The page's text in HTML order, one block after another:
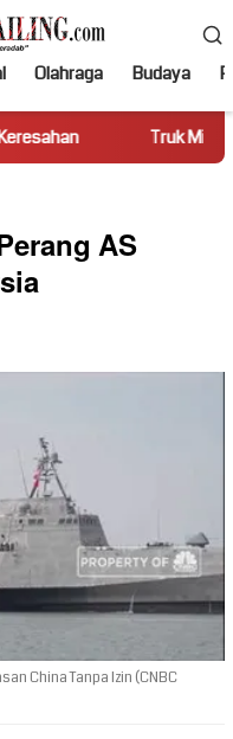
Olahraga Budaya
Truk Miring Hambat Arus
AS
China Tanpa Izin (CNBC